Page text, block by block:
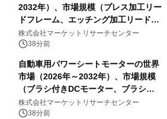
2032年）、市場規模（プレス加工リー
ドフレーム、エッチング加工リードフ
レーム）・分析レポートを発表
株式会社マーケットリサーチセンター
38分前
自動車用パワーシートモーターの世界
市場（2026年～2032年）、市場規模
（ブラシ付きDCモーター、ブラシレ
スDCモーター）・分析レポートを発
表
株式会社マーケットリサーチセンター
38分前